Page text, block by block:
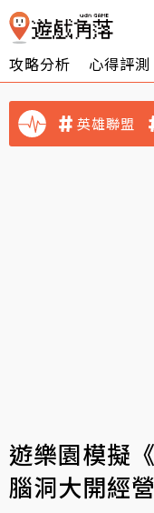
攻略分析 心得評測
英雄聯盟
遊樂園模擬
腦洞大開經